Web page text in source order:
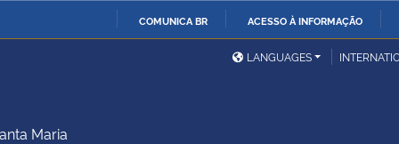
COMUNICA BR ACESSO À INFORMAÇÃO
Ministério da Defesa
Ministério das Relações
ExterioresLANGUAGES
Maria